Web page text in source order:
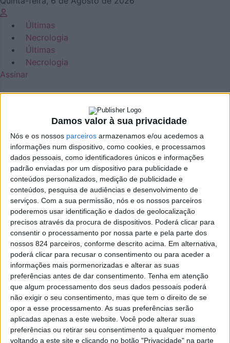
Damos valor à sua privacidade
Nós e os nossos parceiros armazenamos e/ou acedemos a
informações num dispositivo, como cookies, e processamos
dados pessoais, como identificadores únicos e informações
padrão enviadas por um dispositivo para publicidade e
conteúdos personalizados, medição de publicidade e
conteúdos, pesquisa de audiências e desenvolvimento de
serviços. Com a sua permissão, nós e os nossos parceiros
poderemos usar identificação e dados de geolocalização
precisos através da procura de dispositivos. Poderá clicar para
consentir o processamento por nossa parte e pela parte dos
nossos 824 parceiros, conforme descrito acima. Em alternativa,
poderá clicar para recusar o consentimento ou para aceder a
informações mais pormenorizadas e alterar as suas
preferências antes de dar consentimento. Tenha em atenção
que algum processamento dos seus dados pessoais poderá
não exigir o seu consentimento, mas que tem o direito de se
opor a esse processamento. As suas preferências serão
aplicadas apenas a este website. Você pode alterar suas
preferências ou retirar seu consentimento a qualquer momento
voltando a este site e clicando no botão "Privacidade" na parte
Últimas
Necrologia
Últimas
Necrologia
Assinar
Azemeis.NET
LAB
24 de Maio de 2022, 20:59
Necrologia,Oliveira de Azeméis
Rui Manuel do Amaral
Osório Nunes da Silva
(1962-2022)
✞ Faleceu com 60 anos na sua residência na Rua Dr.